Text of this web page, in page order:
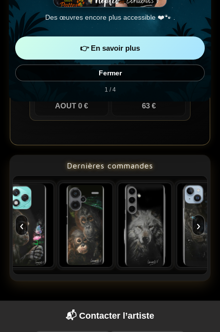
‹
À chaque coque vendue,5 €sont placés dans la
cagnotte mensuelle reversée à mes partenaires pour la
cause animale.
Fonds récoltés grâce aux coques pour la cause
animale
AOUT 0 € 63 €
›
Dernières commandes
‹ ›
Des œuvres encore plus accessible ❤️🐾 .
👉 En savoir plus
Fermer
1 / 4
📬 Contacter l’artiste